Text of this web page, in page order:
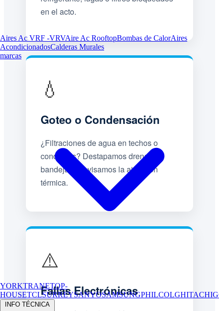
Aires Ac VRF -VRVAire Ac RooftopBombas de CalorAires
AcondicionadosCalderas Murales
marcas
YORKTRANETOP-
HOUSETCLSURREYSANYOSAMSUNGPHILCOLGHITACHI
INFO TÉCNICA
en el acto.
💧
Goteo o Condensación
¿Filtraciones de agua en techos o
conductos? Destapamos drenajes,
bandejas y revisamos la aislación
térmica.
⚠️
Fallas Electrónicas